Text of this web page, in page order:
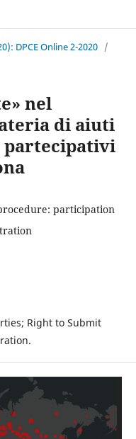
DPCE Online 2-2020 /
nel
di aiuti
partecipativi
participation
Right to Submit